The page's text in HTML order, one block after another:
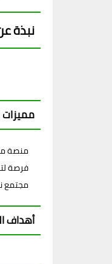
نبذة
منصة
فرصة
مجتمع
أهداف